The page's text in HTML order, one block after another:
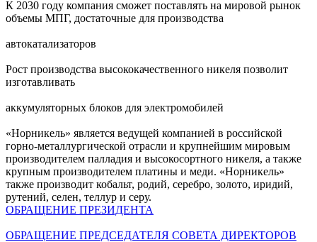
К 2030 году компания сможет поставлять на мировой рынок
объемы МПГ, достаточные для производства
автокатализаторов
Рост производства высококачественного никеля позволит
изготавливать
аккумуляторных блоков для электромобилей
«Норникель» является ведущей компанией в российской
горно-металлургической отрасли и крупнейшим мировым
производителем палладия и высокосортного никеля, а также
крупным производителем платины и меди. «Норникель»
также производит кобальт, родий, серебро, золото, иридий,
рутений, селен, теллур и серу.
ОБРАЩЕНИЕ ПРЕЗИДЕНТА
ОБРАЩЕНИЕ ПРЕДСЕДАТЕЛЯ СОВЕТА ДИРЕКТОРОВ